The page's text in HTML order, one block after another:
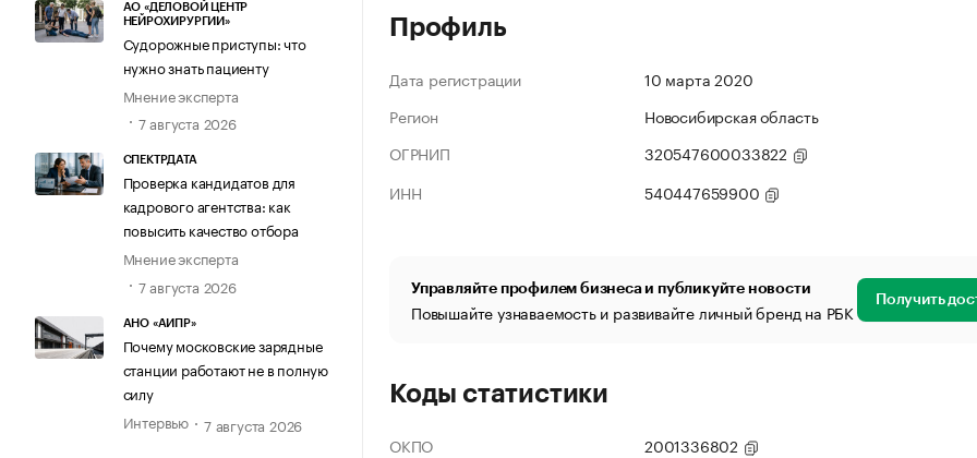
АО «ДЕЛОВОЙ ЦЕНТР
НЕЙРОХИРУРГИИ»
Судорожные приступы: что
нужно знать пациенту
Мнение эксперта
7 августа 2026
СПЕКТРДАТА
Проверка кандидатов для
кадрового агентства: как
повысить качество отбора
Мнение эксперта
7 августа 2026
АНО «АИПР»
Почему московские зарядные
станции работают не в полную
силу
Интервью
7 августа 2026
Профиль
Дата регистрации
10 марта 2020
Регион
Новосибирская область
ОГРНИП
320547600033822
ИНН
540447659900
Управляйте профилем бизнеса и публикуйте новости
Повышайте узнаваемость и развивайте личный бренд на РБК Получить
Коды статистики
ОКПО
2001336802